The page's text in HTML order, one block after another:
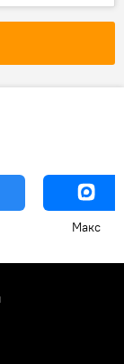
Макс